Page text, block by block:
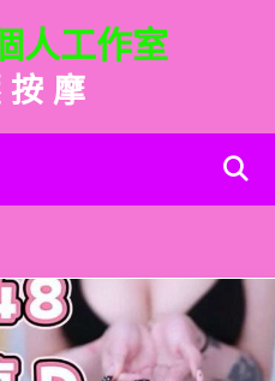
人工作室
按 摩